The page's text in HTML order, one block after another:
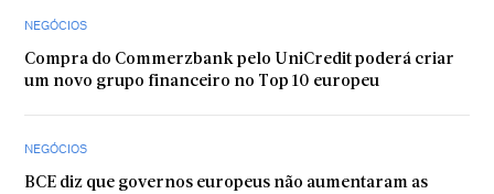
NEGÓCIOS
Compra do Commerzbank pelo UniCredit poderá criar
um novo grupo financeiro no Top 10 europeu
NEGÓCIOS
BCE diz que governos europeus não aumentaram as